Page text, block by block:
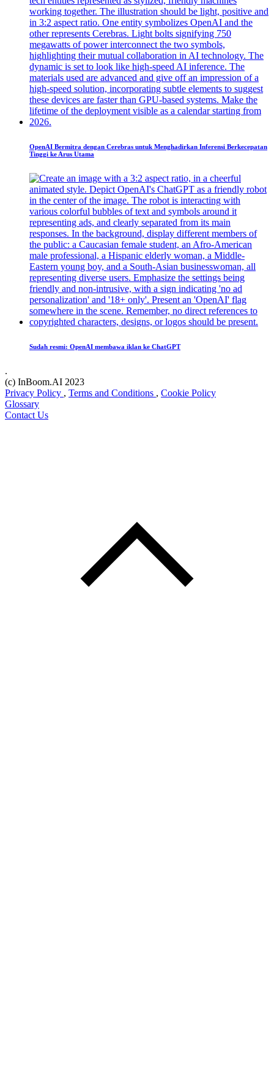
OpenAI Bermitra dengan Cerebras untuk Menghadirkan Inferensi Berkecepatan
Tinggi ke Arus Utama
Sudah resmi: OpenAI membawa iklan ke ChatGPT
.
(c) InBoom.AI 2023
Privacy Policy , Terms and Conditions , Cookie Policy
Glossary
Contact Us